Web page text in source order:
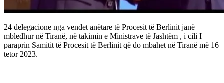
24 delegacione nga vendet anëtare të Procesit të Berlinit janë
mbledhur në Tiranë, në takimin e Ministrave të Jashtëm , i cili I
paraprin Samitit të Procesit të Berlinit që do mbahet në Tiranë më 16
tetor 2023.